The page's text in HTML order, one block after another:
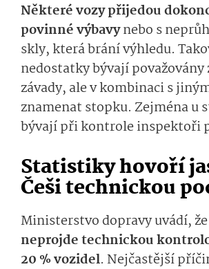
Některé vozy přijedou
povinné výbavynebo s
skly, která brání výhledu.
nedostatky bývají považovány
závady, ale v kombinaci s
znamenat stopku. Zejména u
bývají při kontrole inspektoři
Statistiky hovoří
Češi technickou
Ministerstvo dopravy uvádí, že
neprojde technickou
20 % vozidel. Nejčastější